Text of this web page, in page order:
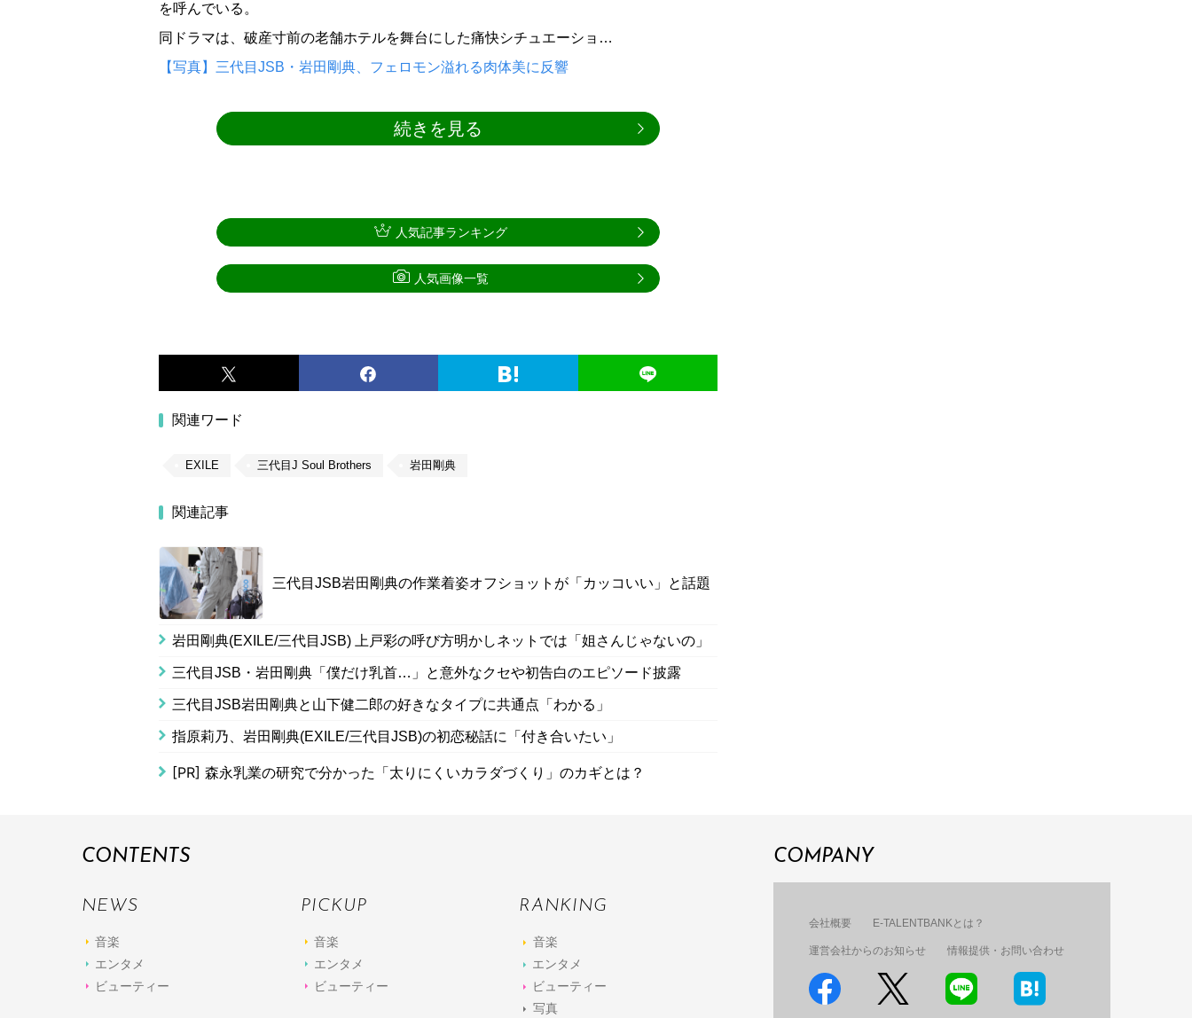
を呼んでいる。
同ドラマは、破産寸前の老舗ホテルを舞台にした痛快シチュエーショ…
【写真】三代目JSB・岩田剛典、フェロモン溢れる肉体美に反響
続きを見る
関連ワード
EXILE 三代目J Soul Brothers 岩田剛典
関連記事
三代目JSB岩田剛典の作業着姿オフショットが「カッコいい」と話題
岩田剛典(EXILE/三代目JSB) 上戸彩の呼び方明かしネットでは「姐さんじゃないの」
三代目JSB・岩田剛典「僕だけ乳首…」と意外なクセや初告白のエピソード披露
三代目JSB岩田剛典と山下健二郎の好きなタイプに共通点「わかる」
指原莉乃、岩田剛典(EXILE/三代目JSB)の初恋秘話に「付き合いたい」
[PR] 森永乳業の研究で分かった「太りにくいカラダづくり」のカギとは？
人気記事ランキング
人気画像一覧
CONTENTS
NEWS
音楽
エンタメ
ビューティー
PICKUP
音楽
エンタメ
ビューティー
RANKING
音楽
エンタメ
ビューティー
写真
COMPANY
会社概要 E-TALENTBANKとは？
運営会社からのお知らせ 情報提供・お問い合わせ